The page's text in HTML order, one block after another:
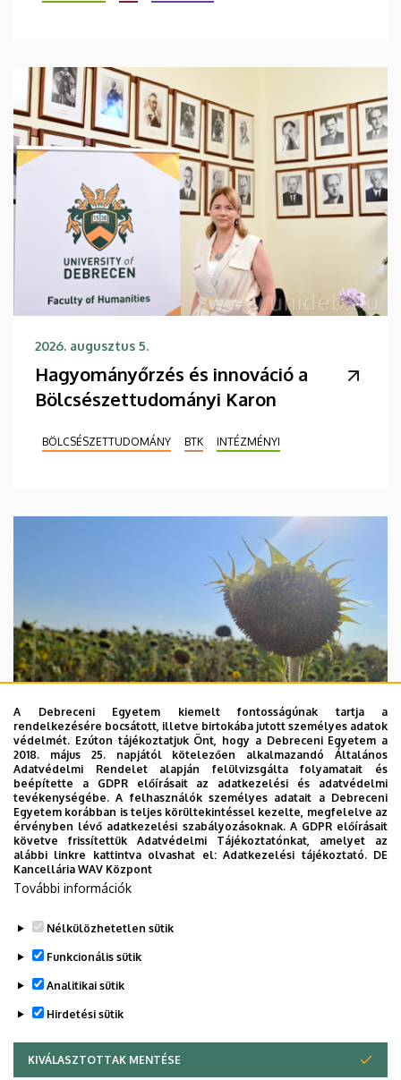
2026. augusztus 5.
Hagyományőrzés és innováció a
Bölcsészettudományi Karon
BÖLCSÉSZETTUDOMÁNY BTK INTÉZMÉNYI
2026. augusztus 4.
A hőség árnyékában az agrárium
AGRÁRTUDOMÁNY
A Debreceni Egyetem kiemelt fontosságúnak tartja a
rendelkezésére bocsátott, illetve birtokába jutott személyes adatok
védelmét. Ezúton tájékoztatjuk Önt, hogy a Debreceni Egyetem a
2018. május 25. napjától kötelezően alkalmazandó Általános
Adatvédelmi Rendelet alapján felülvizsgálta folyamatait és
beépítette a GDPR előírásait az adatkezelési és adatvédelmi
tevékenységébe. A felhasználók személyes adatait a Debreceni
Egyetem korábban is teljes körültekintéssel kezelte, megfelelve az
érvényben lévő adatkezelési szabályozásoknak. A GDPR előírásait
követve frissítettük Adatvédelmi Tájékoztatónkat, amelyet az
alábbi linkre kattintva olvashat el:Adatkezelési tájékoztató. DE
Kancellária WAV Központ
További információk
Nélkülözhetetlen sütik
Funkcionális sütik
Analitikai sütik
Hirdetési sütik
KIVÁLASZTOTTAK MENTÉSE
WITHDRAW CONSENT